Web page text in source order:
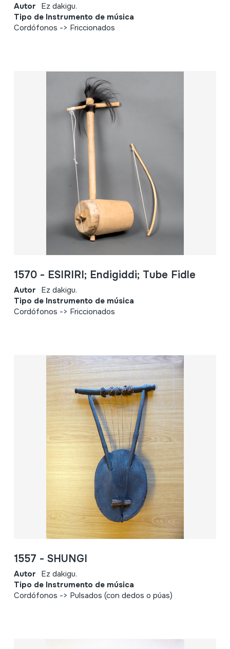
Autor Ez dakigu.
Tipo de Instrumento de música
Cordófonos -> Friccionados
1570 - ESIRIRI; Endigiddi; Tube Fidle
Autor Ez dakigu.
Tipo de Instrumento de música
Cordófonos -> Friccionados
1557 - SHUNGI
Autor Ez dakigu.
Tipo de Instrumento de música
Cordófonos -> Pulsados (con dedos o púas)